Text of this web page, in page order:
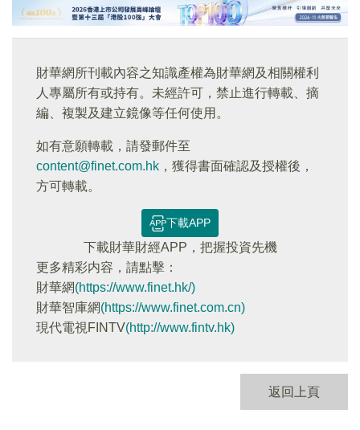
財華網所刊載內容之知識產權為財華網及相關權利
人專屬所有或持有。未經許可，禁止進行轉載、摘
編、複製及建立鏡像等任何使用。
如有意願轉載，請發郵件至
content@finet.com.hk ，獲得書面確認及授權後，
方可轉載。
下載APP
下載財華財經APP，把握投資先機
更多精彩内容，請點擊：
財華網(https://www.finet.hk/)
財華智庫網(https://www.finet.com.cn)
現代電視FINTV(http://www.fintv.hk)
返回上頁